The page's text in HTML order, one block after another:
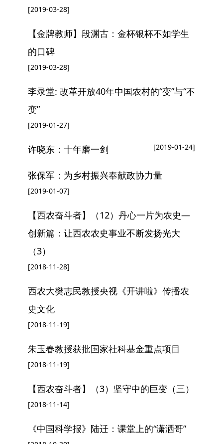
[2019-03-28]
【金牌教师】段渊古：金杯银杯不如学生
的口碑
[2019-03-28]
李录堂: 改革开放40年中国农村的“变”与“不
变”
[2019-01-27]
许晓东：十年磨一剑 [2019-01-24]
张保军：为乡村振兴奉献政协力量
[2019-01-07]
【西农奋斗者】（12）丹心一片为农史—
创新篇：让西农农史事业不断发扬光大
（3）
[2018-11-28]
西农大樊志民教授央视《开讲啦》传播农
史文化
[2018-11-19]
朱玉春教授获批国家社科基金重点项目
[2018-11-19]
【西农奋斗者】（3）坚守中的巨变（三）
[2018-11-14]
《中国科学报》陆迁：课堂上的“潇洒哥”